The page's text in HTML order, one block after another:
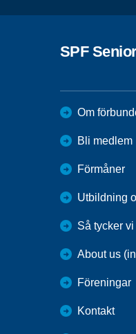
SPF
Om
Bli medlem
Förmåner
Utbildning
Så tycker vi
About us
Föreningar
Kontakt